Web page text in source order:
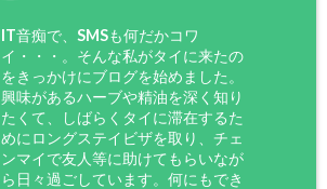
IT音痴で、SMSも何だかコワ
イ・・・。そんな私がタイに来たの
をきっかけにブログを始めました。
興味があるハーブや精油を深く知り
たくて、しばらくタイに滞在するた
めにロングステイビザを取り、チェ
ンマイで友人等に助けてもらいなが
ら日々過ごしています。何にもでき